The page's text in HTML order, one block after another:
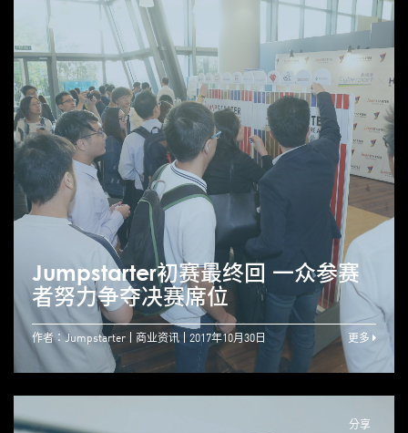
Jumpstarter初赛最终回 一众参赛
者努力争夺决赛席位
作者：Jumpstarter 商业资讯 2017年10月30日 更多
分享